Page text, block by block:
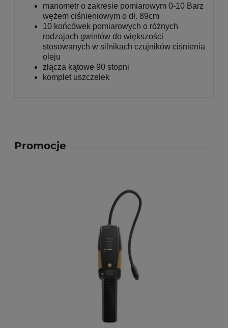
manometr o zakresie pomiarowym 0-10 Barz
wężem ciśnieniowym o dł. 89cm
10 końcówek pomiarowych o różnych
rodzajach gwintów do większości
stosowanych w silnikach czujników ciśnienia
oleju
złącza kątowe 90 stopni
komplet uszczelek
Promocje